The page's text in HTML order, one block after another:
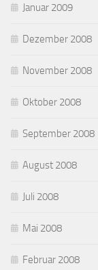
Januar 2009
Dezember 2008
November 2008
Oktober 2008
September 2008
August 2008
Juli 2008
Mai 2008
Februar 2008